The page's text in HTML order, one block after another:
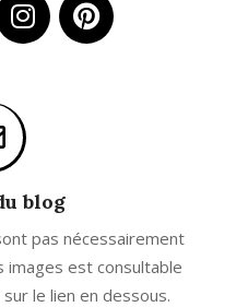
blog
pas nécessairement
images est consultable
le lien en dessous.